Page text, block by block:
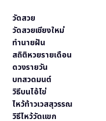
วัดสวย
วัดสวยเชียงใหม่
ทำนายฝัน
สถิติหวยรายเดือน
ดวงรายวัน
บทสวดมนต์
วิธีบนไอ้ไข่
ไหว้ท้าวเวสสุวรรณ
วิธีไหว้วัดแขก